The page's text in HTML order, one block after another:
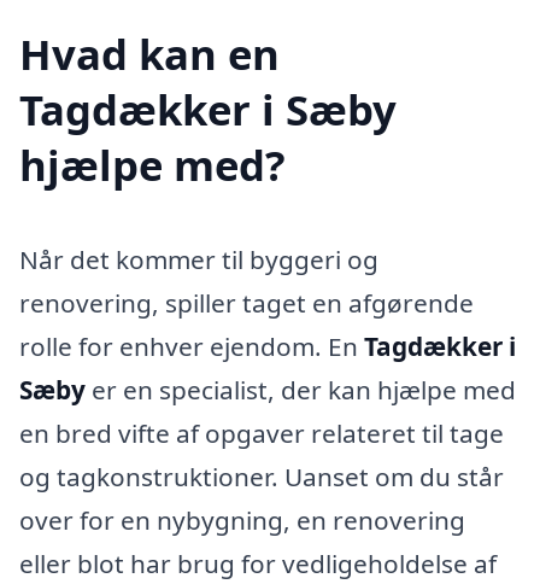
Hvad kan en
Tagdækker i Sæby
hjælpe med?
Når det kommer til byggeri og
renovering, spiller taget en afgørende
rolle for enhver ejendom. En Tagdækker i
Sæby er en specialist, der kan hjælpe med
en bred vifte af opgaver relateret til tage
og tagkonstruktioner. Uanset om du står
over for en nybygning, en renovering
eller blot har brug for vedligeholdelse af